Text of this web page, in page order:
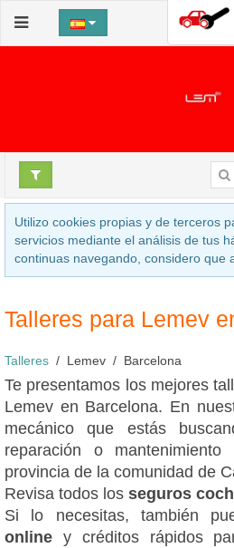
Utilizo cookies propias y de terceros
servicios mediante el análisis de tus
continuas navegando, considero que
Talleres para Lemev
Talleres Lemev Barcelona
Te presentamos los mejores
Lemev en Barcelona. En
mecánico que estás
reparación o
provincia de la comunidad de
Revisa todos los seguros
Si lo necesitas, también
online y créditos rápidos